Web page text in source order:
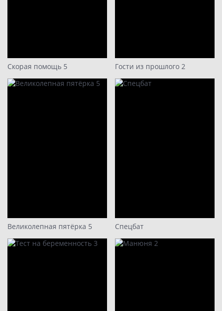
Скорая помощь 5 Гости из прошлого 2
Великолепная пятёрка 5 Спецбат